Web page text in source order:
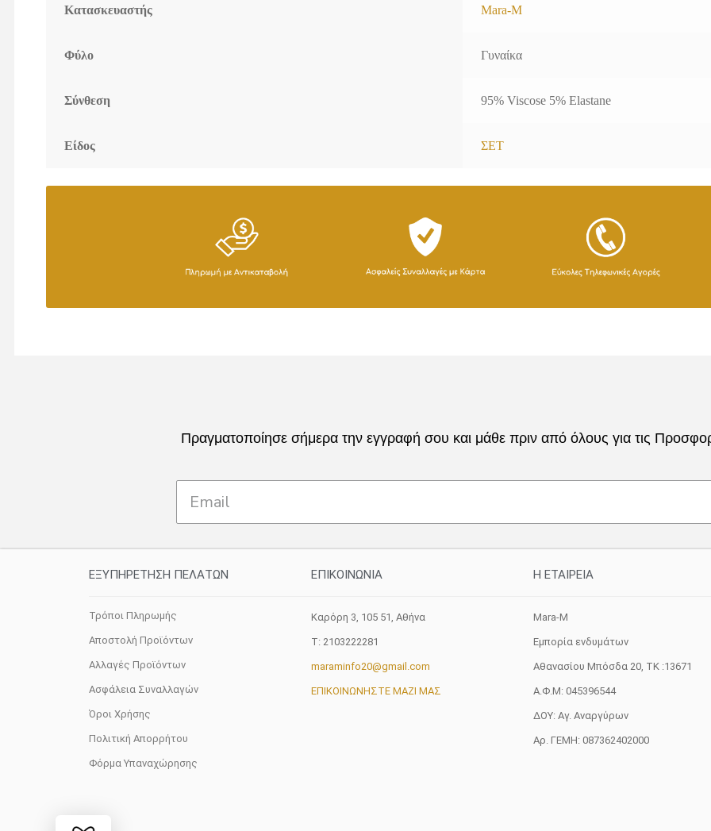
Κατασκευαστής Mara-M
Φύλο Γυναίκα
Σύνθεση 95% Viscose 5% Elastane
Είδος ΣΕΤ
Πραγματοποίησε σήμερα την εγγραφή σου και μάθε πριν από όλους για τις
ΕΞΥΠΗΡΕΤΗΣΗ ΠΕΛΑΤΩΝ
Τρόποι Πληρωμής
Αποστολή Προϊόντων
Αλλαγές Προϊόντων
Ασφάλεια Συναλλαγών
Όροι Χρήσης
Πολιτική Απορρήτου
Φόρμα Υπαναχώρησης
ΕΠΙΚΟΙΝΩΝΙΑ
Καρόρη 3, 105 51, Aθήνα
T: 2103222281
maraminfo20@gmail.com
ΕΠΙΚΟΙΝΩΝΗΣΤΕ ΜΑΖΙ ΜΑΣ
H ETAIΡΕΙΑ
Mara-M
Εμπορία ενδυμάτων
Αθανασίου Μπόσδα 20, ΤΚ :13671
Α.Φ.Μ: 045396544
ΔΟΥ: Αγ. Αναργύρων
Αρ. ΓΕΜΗ: 087362402000